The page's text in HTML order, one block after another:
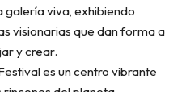
galería viva, exhibiendo
visionarias que dan forma a
y crear.
es un centro vibrante